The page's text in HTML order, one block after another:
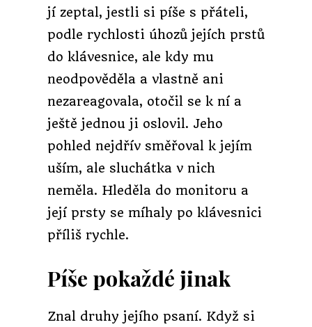
jí zeptal, jestli si píše s přáteli,
podle rychlosti úhozů jejích prstů
do klávesnice, ale kdy mu
neodpověděla a vlastně ani
nezareagovala, otočil se k ní a
ještě jednou ji oslovil. Jeho
pohled nejdřív směřoval k jejím
uším, ale sluchátka v nich
neměla. Hleděla do monitoru a
její prsty se míhaly po klávesnici
příliš rychle.
Píše pokaždé jinak
Znal druhy jejího psaní. Když si